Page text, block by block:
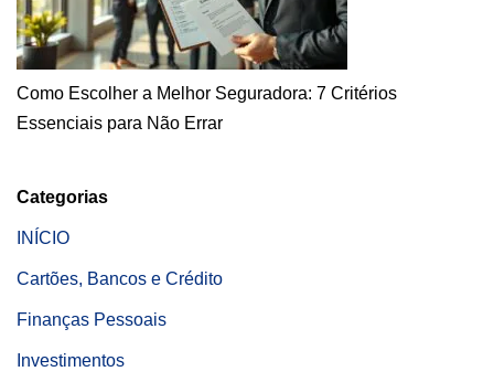
Como Escolher a Melhor Seguradora: 7 Critérios
Essenciais para Não Errar
Categorias
INÍCIO
Cartões, Bancos e Crédito
Finanças Pessoais
Investimentos